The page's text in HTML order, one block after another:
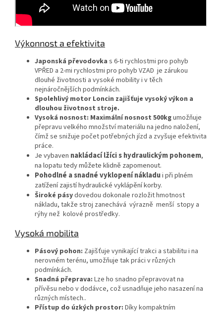
Výkonnost a efektivita
Japonská převodovka s 6-ti rychlostmi pro pohyb
VPŘED a 2-mi rychlostmi pro pohyb VZAD je zárukou
dlouhé životnosti a vysoké mobility i v těch
nejnáročnějších podmínkách.
Spolehlivý motor Loncin zajišťuje vysoký výkon a
dlouhou životnost stroje.
Vysoká nosnost: Maximální nosnost 500kgumožňuje
přepravu velkého množství materiálu na jedno naložení,
čímž se snižuje počet potřebných jízd a zvyšuje efektivita
práce.
Je vybaven nakládací lžíci s hydraulickým pohonem,
na lopatu tedy můžete klidně zapomenout.
Pohodlné a snadné vyklopení nákladui při plném
zatížení zajistí hydraulické vyklápění korby.
Široké pásydovedou dokonale rozložit hmotnost
nákladu, takže stroj zanechává výrazně menší stopy a
rýhy než kolové prostředky.
Vysoká mobilita
Pásový pohon: Zajišťuje vynikající trakci a stabilitu i na
nerovném terénu, umožňuje tak práci v různých
podmínkách.
Snadná přeprava: Lze ho snadno přepravovat na
přívěsu nebo v dodávce, což usnadňuje jeho nasazení na
různých místech..
Přístup do úzkých prostor: Díky kompaktním